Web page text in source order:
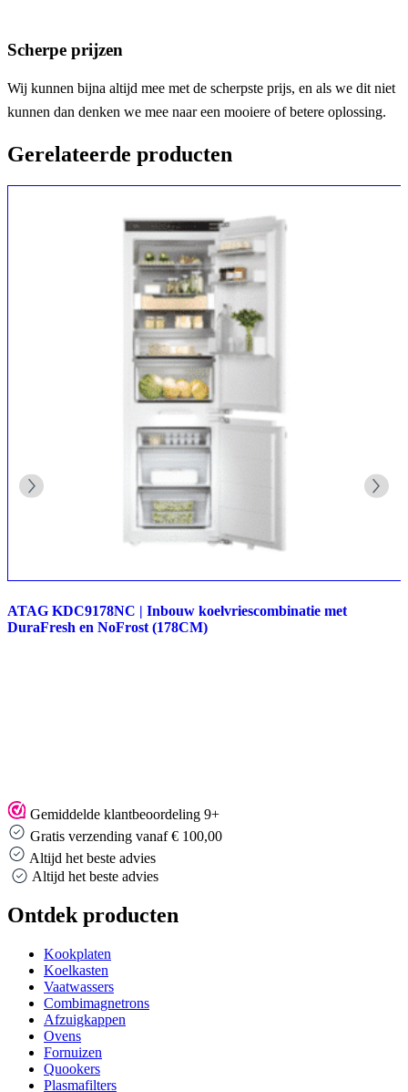
Scherpe prijzen
Wij kunnen bijna altijd mee met de scherpste prijs, en als we dit niet
kunnen dan denken we mee naar een mooiere of betere oplossing.
Gerelateerde producten
ATAG KDC9178NC | Inbouw koelvriescombinatie met
DuraFresh en NoFrost (178CM)
Gemiddelde klantbeoordeling 9+
Gratis verzending vanaf € 100,00
Altijd het beste advies
Altijd het beste advies
Ontdek producten
Kookplaten
Koelkasten
Vaatwassers
Combimagnetrons
Afzuigkappen
Ovens
Fornuizen
Quookers
Plasmafilters